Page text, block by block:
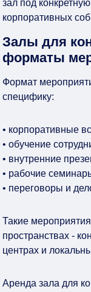
зал под
корпоративных
Залы для
форматы
Формат
специфику:
• корпоративные
• обучение
• внутренние
• рабочие
• переговоры и
Такие
пространствах -
центрах и
Аренда зала для